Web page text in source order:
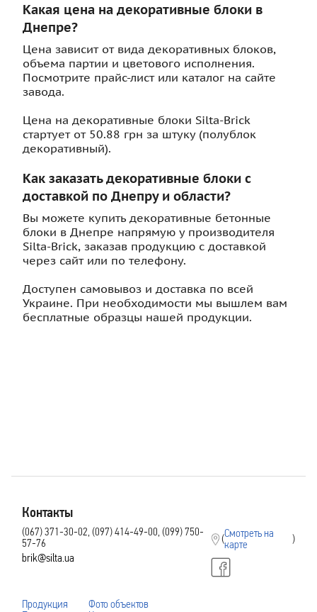
Какая цена на декоративные блоки в
Днепре?
Цена зависит от вида декоративных блоков,
объема партии и цветового исполнения.
Посмотрите прайс-лист или каталог на сайте
завода.
Цена на декоративные блоки Silta-Brick
стартует от 50.88 грн за штуку (полублок
декоративный).
Как заказать декоративные блоки с
доставкой по Днепру и области?
Вы можете купить декоративные бетонные
блоки в Днепре напрямую у производителя
Silta-Brick, заказав продукцию с доставкой
через сайт или по телефону.
Доступен самовывоз и доставка по всей
Украине. При необходимости мы вышлем вам
бесплатные образцы нашей продукции.
Контакты
(067) 371-30-02, (097) 414-49-00, (099) 750-
57-76
brik@silta.ua
(Смотреть на
карте
)
Продукция
Фото объектов